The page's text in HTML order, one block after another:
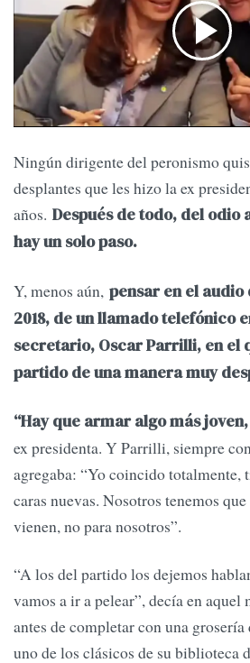
Ningún dirigente del peronismo
desplantes que les hizo la ex
años. Después de todo, del odio
hay un solo paso.
Y, menos aún, pensar en el audio
2018, de un llamado telefónico
secretario, Oscar Parrilli, en el
partido de una manera muy
“Hay que armar algo más
ex presidenta. Y Parrilli, siempre
agregaba: “Yo coincido totalmente,
caras nuevas. Nosotros tenemos
vienen, no para nosotros”.
“A los del partido los dejemos
vamos a ir a pelear”, decía en
antes de completar con una
uno de los clásicos de su biblioteca